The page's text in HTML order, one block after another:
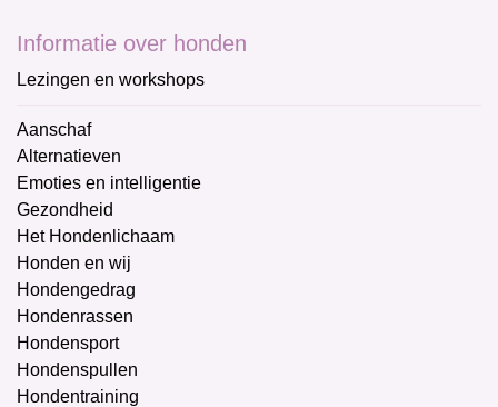
Informatie over honden
Lezingen en workshops
Aanschaf
Alternatieven
Emoties en intelligentie
Gezondheid
Het Hondenlichaam
Honden en wij
Hondengedrag
Hondenrassen
Hondensport
Hondenspullen
Hondentraining